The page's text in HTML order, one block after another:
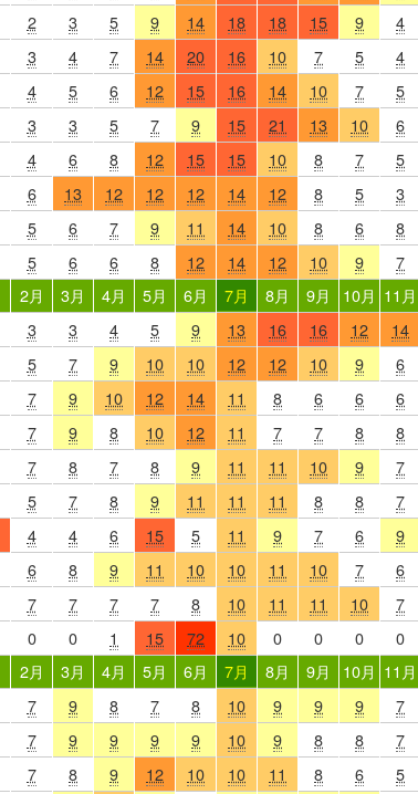
2 3 5 9 14 18 18 15 9 4
3 4 7 14 20 16 10 7 5 4
4 5 6 12 15 16 14 10 7 5
3 3 5 7 9 15 21 13 10 6
4 6 8 12 15 15 10 8 7 5
6 13 12 12 12 14 12 8 5 3
5 6 7 9 11 14 10 8 6 8
5 6 6 8 12 14 12 10 9 7
2月 3月 4月 5月 6月 7月 8月 9月 10月 11月
3 3 4 5 9 13 16 16 12 14
5 7 9 10 10 12 12 10 9 6
7 9 10 12 14 11 8 6 6 6
7 9 8 10 12 11 7 7 8 8
7 8 7 8 9 11 11 10 9 7
5 7 8 9 11 11 11 8 8 7
4 4 6 15 5 11 9 7 6 9
6 8 9 11 10 10 11 10 7 6
7 7 7 7 8 10 11 11 10 7
0 0 1 15 72 10 0 0 0 0
2月 3月 4月 5月 6月 7月 8月 9月 10月 11月
7 9 8 7 8 10 9 9 9 7
7 9 9 9 9 10 9 8 8 7
7 8 9 12 10 10 11 8 6 5